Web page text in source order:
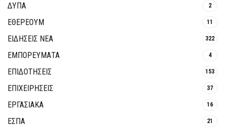
ΔΥΠΑ 2
ΕΘΈΡΕΟΥΜ 11
ΕΙΔΗΣΕΙΣ ΝΕΑ 322
ΕΜΠΟΡΕΥΜΑΤΑ 4
ΕΠΙΔΟΤΗΣΕΙΣ 153
ΕΠΙΧΕΙΡΗΣΕΙΣ 37
ΕΡΓΑΣΙΑΚΑ 16
ΕΣΠΑ 21